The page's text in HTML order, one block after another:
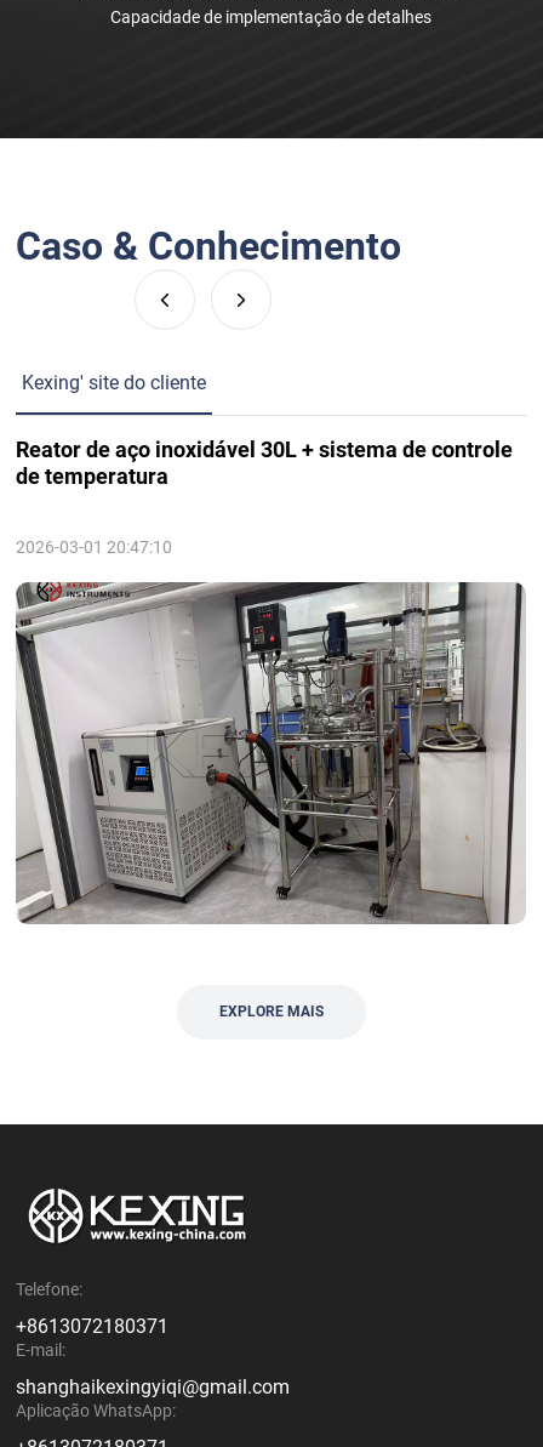
Caso & Conhecimento
Kexing' site do cliente
Reator de aço inoxidável 30L + sistema de controle
de temperatura
2026-03-01 20:47:10
EXPLORE MAIS
Telefone:
+8613072180371
E-mail:
shanghaikexingyiqi@gmail.com
Aplicação WhatsApp: